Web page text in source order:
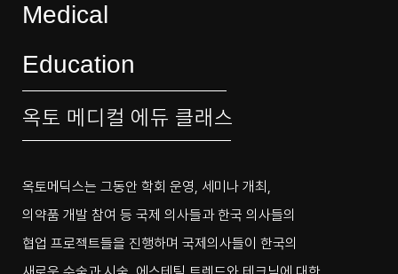
Medical
Education
옥토 메디컬 에듀 클래스
옥토메딕스는 그동안 학회 운영, 세미나 개최,
의약품 개발 참여 등 국제 의사들과 한국 의사들의
협업 프로젝트들을 진행하며 국제의사들이 한국의